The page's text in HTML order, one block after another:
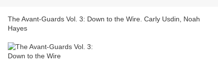
The Avant-Guards Vol. 3: Down to the Wire. Carly Usdin, Noah
Hayes